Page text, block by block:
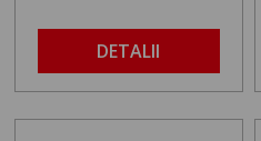
maximă admisă de 500
kg și înălțime reglabilă
de la 1,8 la 2,9 m
DETALII